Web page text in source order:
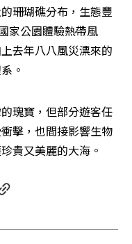
珊瑚礁分布，生態豐
家公園體驗熱帶風
去年八八風災漂來的
。
瑰寶，但部分遊客任
擊，也間接影響生物
貴又美麗的大海。